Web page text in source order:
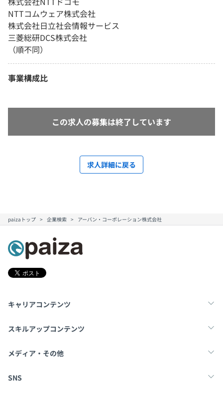
NTTコムウェア株式会社
株式会社日立社会情報サービス
三菱総研DCS株式会社
（順不同）
事業構成比
この求人の募集は終了しています
求人詳細に戻る
paizaトップ 企業検索 アーバン・コーポレーション株式会社
キャリアコンテンツ
転職・キャリア
スキルアップコンテンツ
学習
メディア・その他
Tech Team Journal
SNS